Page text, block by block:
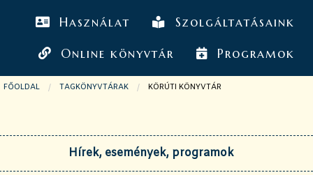
Használat Szolgáltatásaink
Online könyvtár Programok
FŐOLDAL TAGKÖNYVTÁRAK JELENLEGI OLDAL:
KÖRÚTI KÖNYVTÁR
Hírek, események, programok